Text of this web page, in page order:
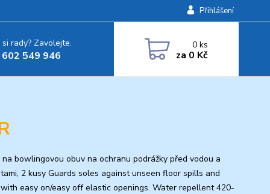
Přihlášení
rady? Zavolejte.
549 946
0ks
za 0 Kč
bowlingovou obuv na ochranu podrážky před vodou a
2 kusy Guards soles against unseen floor spills and
easy on/easy off elastic openings. Water repellent 420-